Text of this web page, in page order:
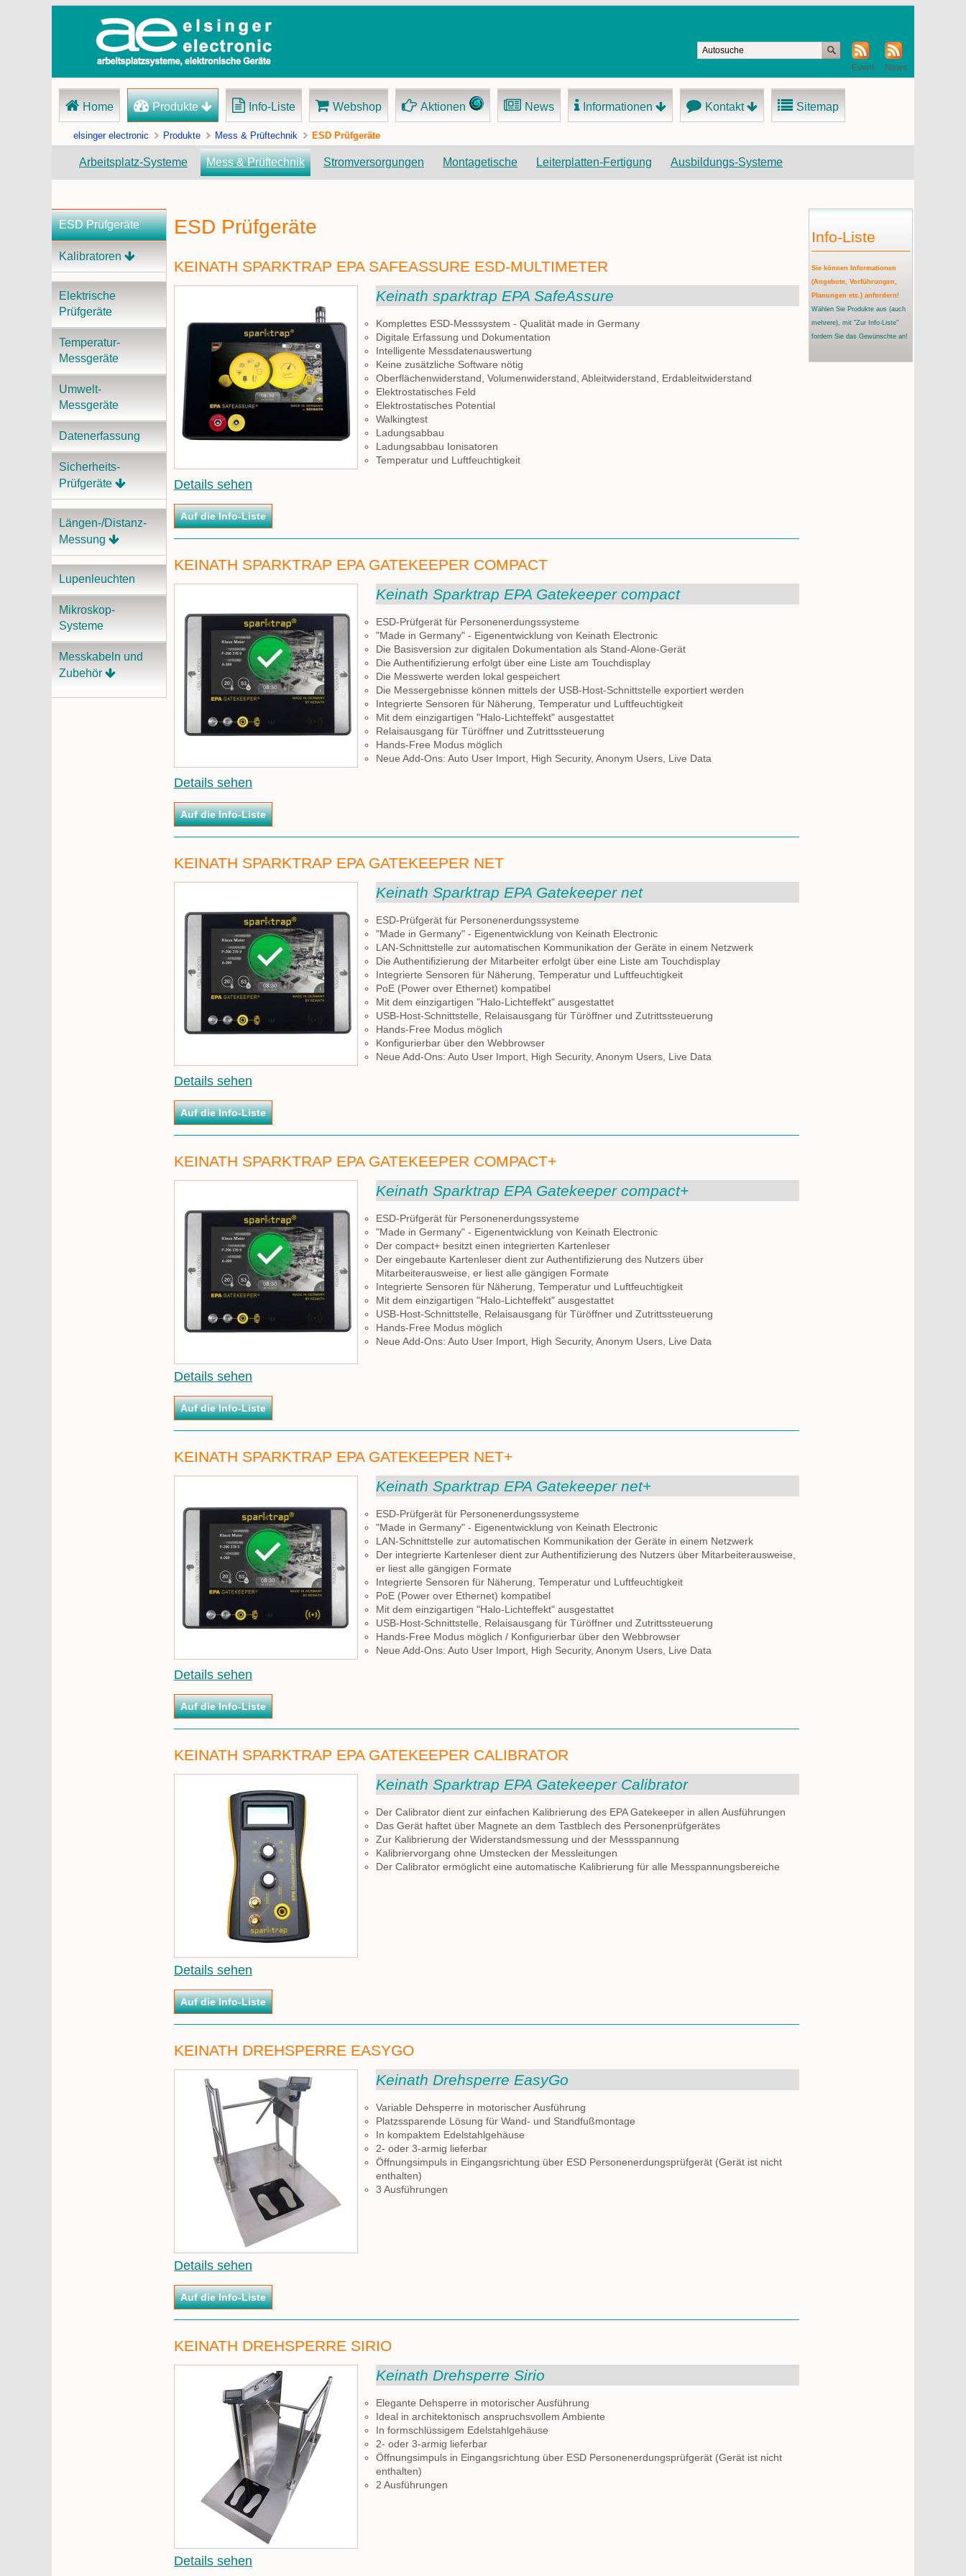
News
Event
überspringen
Home Produkte Info-Liste Webshop Aktionen News Informationen Kontakt Sitemap
elsinger electronic Produkte Mess & Prüftechnik ESD Prüfgeräte
überspringen
Arbeitsplatz-Systeme Mess & Prüftechnik Stromversorgungen Montagetische Leiterplatten-Fertigung Ausbildungs-Systeme
ESD Prüfgeräte
KEINATH SPARKTRAP EPA SAFEASSURE ESD-MULTIMETER
Keinath sparktrap EPA SafeAssure
Komplettes ESD-Messsystem - Qualität made in Germany
Digitale Erfassung und Dokumentation
Intelligente Messdatenauswertung
Keine zusätzliche Software nötig
Oberflächenwiderstand, Volumenwiderstand, Ableitwiderstand, Erdableitwiderstand
Elektrostatisches Feld
Elektrostatisches Potential
Walkingtest
Ladungsabbau
Ladungsabbau Ionisatoren
Temperatur und Luftfeuchtigkeit
Details sehen
KEINATH SPARKTRAP EPA GATEKEEPER COMPACT
Keinath Sparktrap EPA Gatekeeper compact
ESD-Prüfgerät für Personenerdungssysteme
"Made in Germany" - Eigenentwicklung von Keinath Electronic
Die Basisversion zur digitalen Dokumentation als Stand-Alone-Gerät
Die Authentifizierung erfolgt über eine Liste am Touchdisplay
Die Messwerte werden lokal gespeichert
Die Messergebnisse können mittels der USB-Host-Schnittstelle exportiert werden
Integrierte Sensoren für Näherung, Temperatur und Luftfeuchtigkeit
Mit dem einzigartigen "Halo-Lichteffekt" ausgestattet
Relaisausgang für Türöffner und Zutrittssteuerung
Hands-Free Modus möglich
Neue Add-Ons: Auto User Import, High Security, Anonym Users, Live Data
Details sehen
KEINATH SPARKTRAP EPA GATEKEEPER NET
Keinath Sparktrap EPA Gatekeeper net
ESD-Prüfgerät für Personenerdungssysteme
"Made in Germany" - Eigenentwicklung von Keinath Electronic
LAN-Schnittstelle zur automatischen Kommunikation der Geräte in einem Netzwerk
Die Authentifizierung der Mitarbeiter erfolgt über eine Liste am Touchdisplay
Integrierte Sensoren für Näherung, Temperatur und Luftfeuchtigkeit
PoE (Power over Ethernet) kompatibel
Mit dem einzigartigen "Halo-Lichteffekt" ausgestattet
USB-Host-Schnittstelle, Relaisausgang für Türöffner und Zutrittssteuerung
Hands-Free Modus möglich
Konfigurierbar über den Webbrowser
Neue Add-Ons: Auto User Import, High Security, Anonym Users, Live Data
Details sehen
KEINATH SPARKTRAP EPA GATEKEEPER COMPACT+
Keinath Sparktrap EPA Gatekeeper compact+
ESD-Prüfgerät für Personenerdungssysteme
"Made in Germany" - Eigenentwicklung von Keinath Electronic
Der compact+ besitzt einen integrierten Kartenleser
Der eingebaute Kartenleser dient zur Authentifizierung des Nutzers über
Mitarbeiterausweise, er liest alle gängigen Formate
Integrierte Sensoren für Näherung, Temperatur und Luftfeuchtigkeit
Mit dem einzigartigen "Halo-Lichteffekt" ausgestattet
USB-Host-Schnittstelle, Relaisausgang für Türöffner und Zutrittssteuerung
Hands-Free Modus möglich
Neue Add-Ons: Auto User Import, High Security, Anonym Users, Live Data
Details sehen
KEINATH SPARKTRAP EPA GATEKEEPER NET+
Keinath Sparktrap EPA Gatekeeper net+
ESD-Prüfgerät für Personenerdungssysteme
"Made in Germany" - Eigenentwicklung von Keinath Electronic
LAN-Schnittstelle zur automatischen Kommunikation der Geräte in einem Netzwerk
Der integrierte Kartenleser dient zur Authentifizierung des Nutzers über Mitarbeiterausweise,
er liest alle gängigen Formate
Integrierte Sensoren für Näherung, Temperatur und Luftfeuchtigkeit
PoE (Power over Ethernet) kompatibel
Mit dem einzigartigen "Halo-Lichteffekt" ausgestattet
USB-Host-Schnittstelle, Relaisausgang für Türöffner und Zutrittssteuerung
Hands-Free Modus möglich / Konfigurierbar über den Webbrowser
Neue Add-Ons: Auto User Import, High Security, Anonym Users, Live Data
Details sehen
KEINATH SPARKTRAP EPA GATEKEEPER CALIBRATOR
Keinath Sparktrap EPA Gatekeeper Calibrator
Der Calibrator dient zur einfachen Kalibrierung des EPA Gatekeeper in allen Ausführungen
Das Gerät haftet über Magnete an dem Tastblech des Personenprüfgerätes
Zur Kalibrierung der Widerstandsmessung und der Messspannung
Kalibriervorgang ohne Umstecken der Messleitungen
Der Calibrator ermöglicht eine automatische Kalibrierung für alle Messpannungsbereiche
Details sehen
KEINATH DREHSPERRE EASYGO
Keinath Drehsperre EasyGo
Variable Dehsperre in motorischer Ausführung
Platzssparende Lösung für Wand- und Standfußmontage
In kompaktem Edelstahlgehäuse
2- oder 3-armig lieferbar
Öffnungsimpuls in Eingangsrichtung über ESD Personenerdungsprüfgerät (Gerät ist nicht
enthalten)
3 Ausführungen
Details sehen
KEINATH DREHSPERRE SIRIO
Keinath Drehsperre Sirio
Elegante Dehsperre in motorischer Ausführung
Ideal in architektonisch anspruchsvollem Ambiente
In formschlüssigem Edelstahlgehäuse
2- oder 3-armig lieferbar
Öffnungsimpuls in Eingangsrichtung über ESD Personenerdungsprüfgerät (Gerät ist nicht
enthalten)
2 Ausführungen
Details sehen
Navigation
überspringen
ESD Prüfgeräte
Kalibratoren
Elektrische
Prüfgeräte
Temperatur-
Messgeräte
Umwelt-
Messgeräte
Datenerfassung
Sicherheits-
Prüfgeräte
Längen-/Distanz-
Messung
Lupenleuchten
Mikroskop-
Systeme
Messkabeln und
Zubehör
Info-Liste
Sie können Informationen
(Angebote, Vorführungen,
Planungen etc.) anfordern!
Wählen Sie Produkte aus (auch
mehrere), mit "Zur Info-Liste"
fordern Sie das Gewünschte an!